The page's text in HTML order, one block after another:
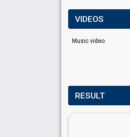
VIDEOS
Music video
RESULT